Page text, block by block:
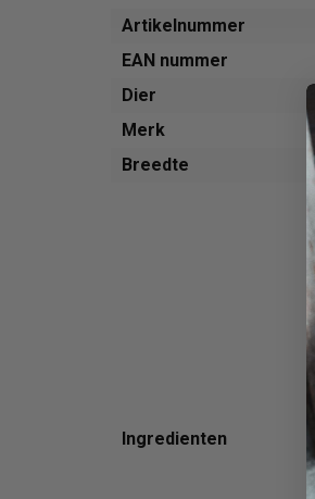
Artikelnummer
EAN nummer
Dier
Merk
Breedte
Ingredienten